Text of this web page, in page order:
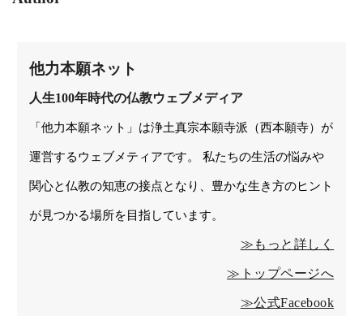
他力本願ネット
人生100年時代の仏教ウェブメディア
「他力本願ネット」は浄土真宗本願寺派（西本願寺）が
運営するウェブメティアです。 私たちの生活の悩みや
関心と仏教の知恵の接点となり、豊かな生き方のヒント
が見つかる場所を目指しています。
≫もっと詳しく
≫トップページへ
≫公式Facebook